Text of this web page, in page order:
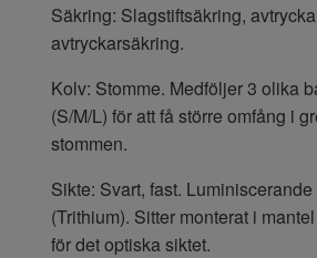
Säkring: Slagstiftsäkring,
avtryckarsäkring.
Kolv: Stomme. Medföljer 3 olika
(S/M/L) för att få större omfång i
stommen.
Sikte: Svart, fast.
(Trithium). Sitter monterat i
för det optiska siktet.